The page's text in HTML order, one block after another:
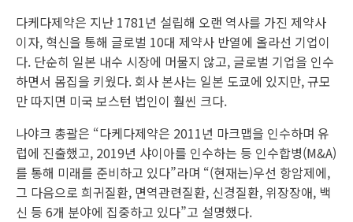
다케다제약은 지난 1781년 설립해 오랜 역사를 가진 제약사
이자, 혁신을 통해 글로벌 10대 제약사 반열에 올라선 기업이
다. 단순히 일본 내수 시장에 머물지 않고, 글로벌 기업을 인수
하면서 몸집을 키웠다. 회사 본사는 일본 도쿄에 있지만, 규모
만 따지면 미국 보스턴 법인이 훨씬 크다.
나야크 총괄은 “다케다제약은 2011년 마크맵을 인수하며 유
럽에 진출했고, 2019년 샤이아를 인수하는 등 인수합병(M&A)
를 통해 미래를 준비하고 있다”라며 “(현재는)우선 항암제에,
그 다음으로 희귀질환, 면역관련질환, 신경질환, 위장장애, 백
신 등 6개 분야에 집중하고 있다”고 설명했다.